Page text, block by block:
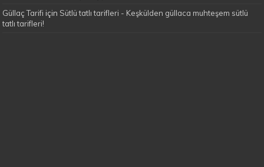
Güllaç Tarifi için Sütlü tatlı tarifleri - Keşkülden güllaca muhteşem sütlü
tatlı tarifleri!